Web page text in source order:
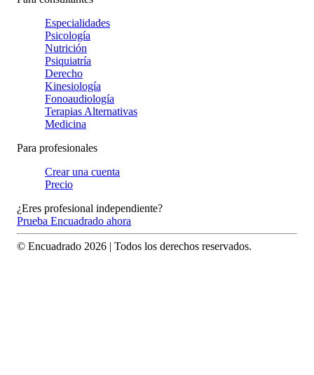
Especialidades
Psicología
Nutrición
Psiquiatría
Derecho
Kinesiología
Fonoaudiología
Terapias Alternativas
Medicina
Para profesionales
Crear una cuenta
Precio
¿Eres profesional independiente?
Prueba Encuadrado ahora
© Encuadrado 2026 | Todos los derechos reservados.